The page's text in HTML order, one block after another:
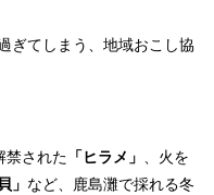
ぎてしまう、地域おこし協
禁された 「ヒラメ」 、火を
」 など、鹿島灘で採れる冬